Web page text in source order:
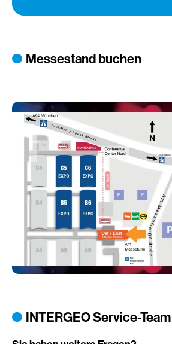
Messestand buchen
INTERGEO Service-Team